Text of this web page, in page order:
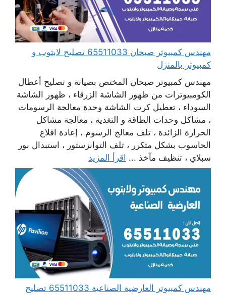
مهندس كمبيوتر صبحان 65511033 تصليح لابتوب و
كمبيوتر بالمنزل
مهندس كمبيوتر صبحان المختص بصيانة و تصليح أعطال
الكومبيوترات من ظهور الشاشة الزرقاء ، ظهور الشاشة
السوداء ، تعطيل كرت الشاشة وحدة معالجة الرسومات
، مشاكل وحدات الطاقة و التغذية ، معالجة مشاكل
الحرارة الزائدة ، تلف معالج الرسوم ، إعادة اقلاع
الحاسوب بشكل متكرر ، تلف التوانزستور ، استبدال بور
سبلاي ، تنظيف مآخذ ... اقرأ المزيد
مهندس كمبيوتر العارضية الصناعية 65511033 تصليح